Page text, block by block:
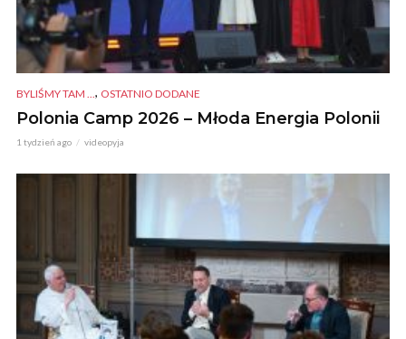
BYLIŚMY TAM ... , OSTATNIO DODANE
Polonia Camp 2026 – Młoda Energia Polonii
1 tydzień ago videopyja